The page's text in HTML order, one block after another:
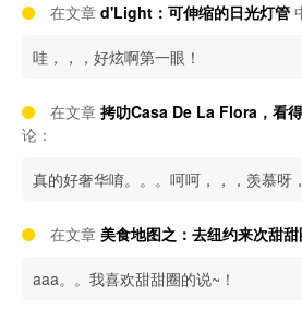
在文章 d'Light：可伸缩的日光灯管
哇，，，好炫啊第一眼！
在文章 拷叻Casa De La Flora，看
论：
真的好奢华唷。。。呵呵，，，羡慕呀
在文章 美食地图之：去纽约来次甜
aaa。。我喜欢甜甜圈的说~！